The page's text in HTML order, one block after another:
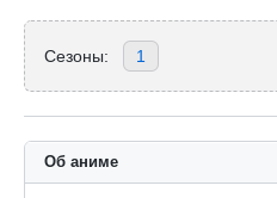
Сезоны: 1
Об аниме